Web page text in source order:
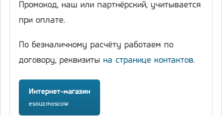
Промокод, наш или партнёрский, учитывается
при оплате.
По безналичному расчёту работаем по
договору, реквизиты на странице контактов.
Интернет-магазин
esouz.moscow